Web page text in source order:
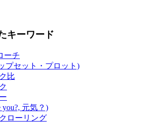
キーワード
ーチ
プセット・プロット)
比
you?, 元気？)
ローリング